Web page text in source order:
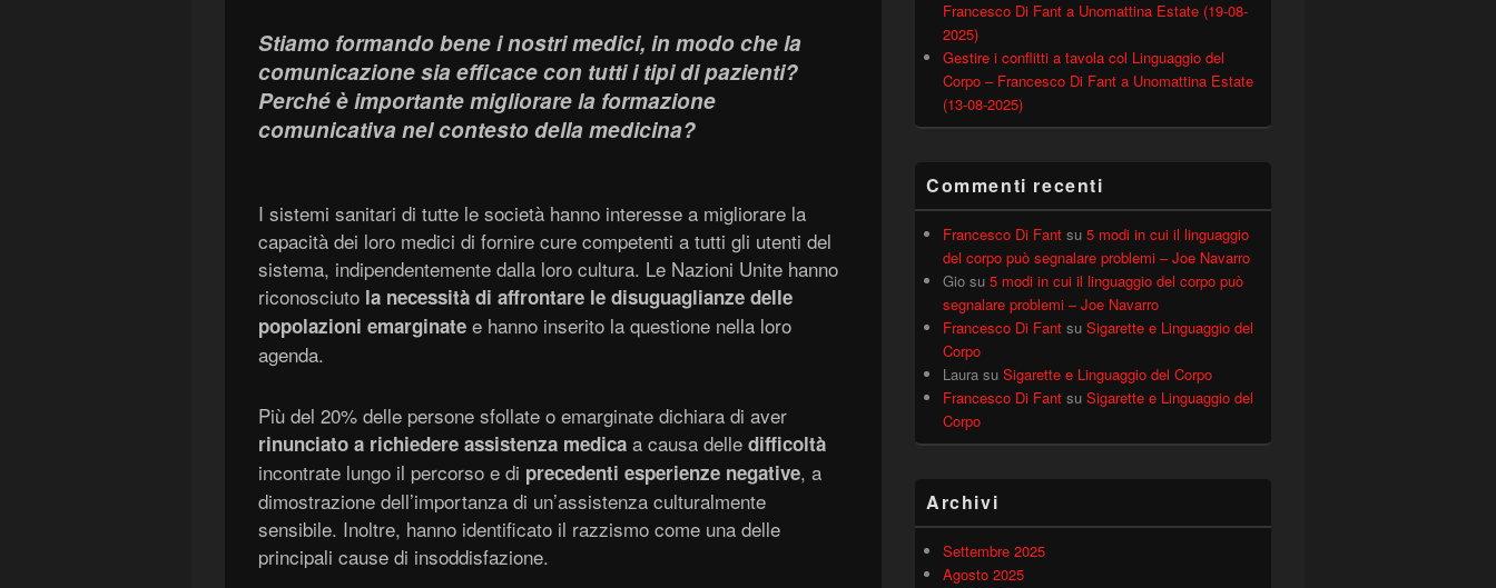
Stiamo formando bene i nostri medici, in modo che la
comunicazione sia efficace con tutti i tipi di pazienti?
Perché è importante migliorare la formazione
comunicativa nel contesto della medicina?
I sistemi sanitari di tutte le società hanno interesse a migliorare la
capacità dei loro medici di fornire cure competenti a tutti gli utenti del
sistema, indipendentemente dalla loro cultura. Le Nazioni Unite hanno
riconosciuto la necessità di affrontare le disuguaglianze delle
popolazioni emarginate e hanno inserito la questione nella loro
agenda.
Più del 20% delle persone sfollate o emarginate dichiara di aver
rinunciato a richiedere assistenza medica a causa delle difficoltà
incontrate lungo il percorso e di precedenti esperienze negative, a
dimostrazione dell’importanza di un’assistenza culturalmente
sensibile. Inoltre, hanno identificato il razzismo come una delle
principali cause di insoddisfazione.
Francesco Di Fant a Unomattina Estate (19-08-
2025)
Gestire i conflitti a tavola col Linguaggio del
Corpo – Francesco Di Fant a Unomattina Estate
(13-08-2025)
Commenti recenti
Francesco Di Fant su 5 modi in cui il linguaggio
del corpo può segnalare problemi – Joe Navarro
Gio su 5 modi in cui il linguaggio del corpo può
segnalare problemi – Joe Navarro
Francesco Di Fant su Sigarette e Linguaggio del
Corpo
Laura su Sigarette e Linguaggio del Corpo
Francesco Di Fant su Sigarette e Linguaggio del
Corpo
Archivi
Settembre 2025
Agosto 2025